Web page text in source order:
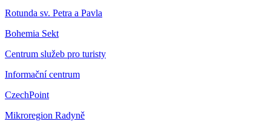
Rotunda sv. Petra a Pavla
Bohemia Sekt
Centrum služeb pro turisty
Informační centrum
CzechPoint
Mikroregion Radyně